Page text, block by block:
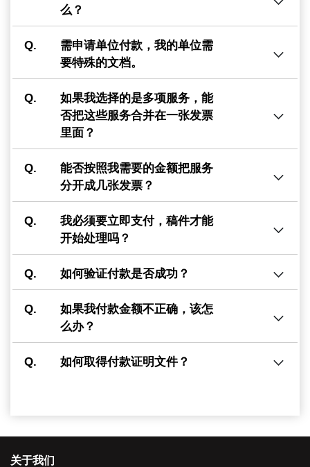
么？
Q.
需申请单位付款，我的单位需
要特殊的文档。
Q.
如果我选择的是多项服务，能
否把这些服务合并在一张发票
里面？
Q.
能否按照我需要的金额把服务
分开成几张发票？
Q.
我必须要立即支付，稿件才能
开始处理吗？
Q. 如何验证付款是否成功？
Q.
如果我付款金额不正确，该怎
么办？
Q. 如何取得付款证明文件？
关于我们